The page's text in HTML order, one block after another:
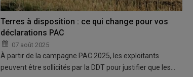
Terres à disposition : ce qui change pour vos
déclarations PAC
07 août 2025
À partir de la campagne PAC 2025, les exploitants
peuvent être sollicités par la DDT pour justifier que les…